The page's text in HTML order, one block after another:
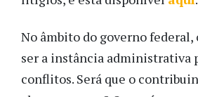
No âmbito do governo federal,
ser a instância administrativa
conflitos. Será que o